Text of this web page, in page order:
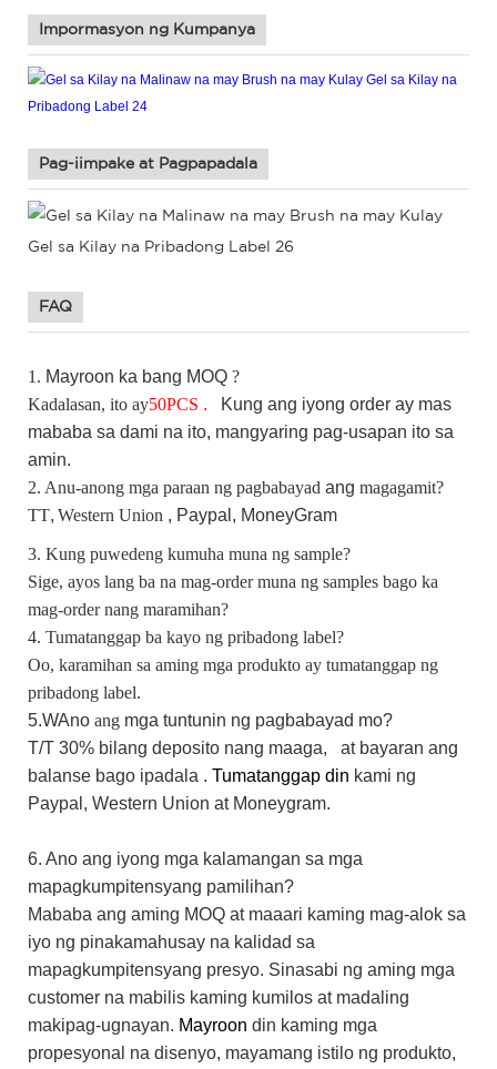
Impormasyon ng Kumpanya
Pag-iimpake at Pagpapadala
FAQ
1. Mayroon ka bang MOQ ?
Kadalasan, ito ay50PCS . Kung ang iyong order ay mas
mababa sa dami na ito, mangyaring pag-usapan ito sa
amin.
2. Anu-anong mga paraan ng pagbabayad ang magagamit?
TT, Western Union , Paypal, MoneyGram
3. Kung puwedeng kumuha muna ng sample?
Sige, ayos lang ba na mag-order muna ng samples bago ka
mag-order nang maramihan?
4. Tumatanggap ba kayo ng pribadong label?
Oo, karamihan sa aming mga produkto ay tumatanggap ng
pribadong label.
5.WAno ang mga tuntunin ng pagbabayad mo?
T/T 30% bilang deposito nang maaga,
at bayaran ang
balanse bago ipadala . Tumatanggap din kami ng
Paypal, Western Union at Moneygram.
6. Ano ang iyong mga kalamangan sa mga
mapagkumpitensyang pamilihan?
Mababa ang aming MOQ at maaari kaming mag-alok sa
iyo ng pinakamahusay na kalidad sa
mapagkumpitensyang presyo. Sinasabi ng aming mga
customer na mabilis kaming kumilos at madaling
makipag-ugnayan. Mayroon din kaming mga
propesyonal na disenyo, mayamang istilo ng produkto,